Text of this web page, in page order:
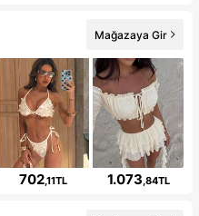
Mağazaya Gir
702,11TL 1.073,84TL